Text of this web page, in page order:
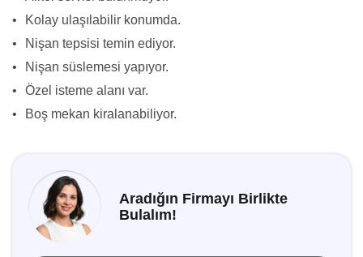
•
Kolay ulaşılabilir konumda.
•
Nişan tepsisi temin ediyor.
•
Nişan süslemesi yapıyor.
•
Özel isteme alanı var.
•
Boş mekan kiralanabiliyor.
Aradığın Firmayı Birlikte
Bulalım!